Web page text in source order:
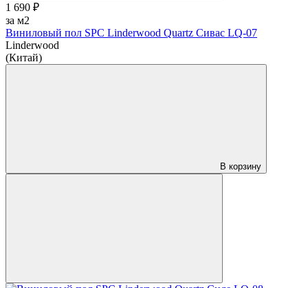
1 690 ₽
за м2
Виниловый пол SPC Linderwood Quartz Сивас LQ-07
Linderwood
(Китай)
В корзину